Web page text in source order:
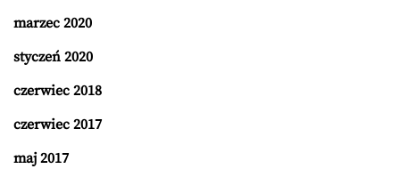
marzec 2020
styczeń 2020
czerwiec 2018
czerwiec 2017
maj 2017